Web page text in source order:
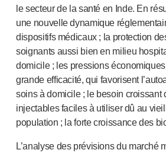
le secteur de la santé en Inde. En
une nouvelle dynamique
dispositifs médicaux ; la protection
soignants aussi bien en milieu
domicile ; les pressions
grande efficacité, qui favorisent
soins à domicile ; le besoin croissant
injectables faciles à utiliser dû au
population ; la forte croissance des
L’analyse des prévisions du marché